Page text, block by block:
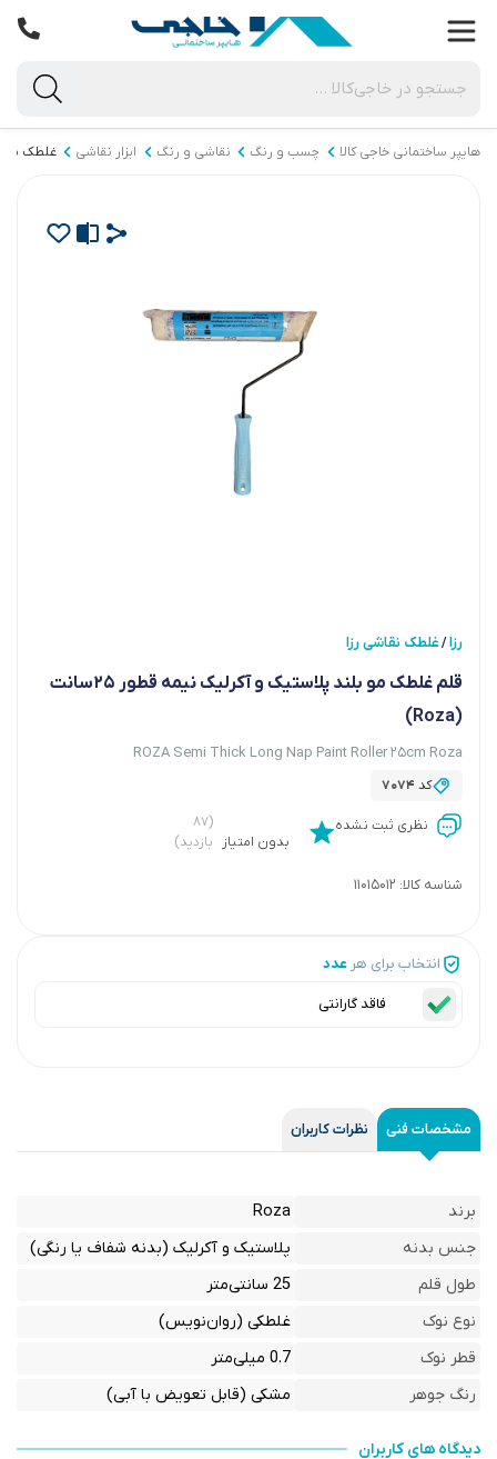
هایپر ساختمانی خاجی‌ کالا چسب و رنگ نقاشی و رنگ ابزار نقاشی غلطک
رزا/غلطک نقاشی رزا
قلم غلطک مو بلند پلاستیک و آکرلیک نیمه قطور 25سانت
(Roza)
ROZA Semi Thick Long Nap Paint Roller 25cm Roza
کد 7074
نظری ثبت نشده
بدون امتیاز
(۸۷
بازدید)
شناسه کالا: 11015012
انتخاب برای هر عدد
فاقد گارانتی
مشخصات فنی نظرات کاربران
برند
Roza
جنس بدنه
پلاستیک و آکرلیک (بدنه شفاف یا رنگی)
طول قلم
25 سانتی‌متر
نوع نوک
غلطکی (روان‌نویس)
قطر نوک
0.7 میلی‌متر
رنگ جوهر
مشکی (قابل تعویض با آبی)
دیدگاه های کاربران